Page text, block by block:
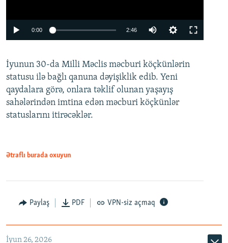
Auto 240p 360p 480p
720p 1080p
0:00 2:46
360p
480p
720p
İyunun 30-da Milli Məclis məcburi köçkünlərin
statusu ilə bağlı qanuna dəyişiklik edib. Yeni
qaydalara görə, onlara təklif olunan yaşayış
sahələrindən imtina edən məcburi köçkünlər
statuslarını itirəcəklər.
Ətraflı burada oxuyun
Paylaş PDF VPN-siz açmaq
İyun 26, 2026